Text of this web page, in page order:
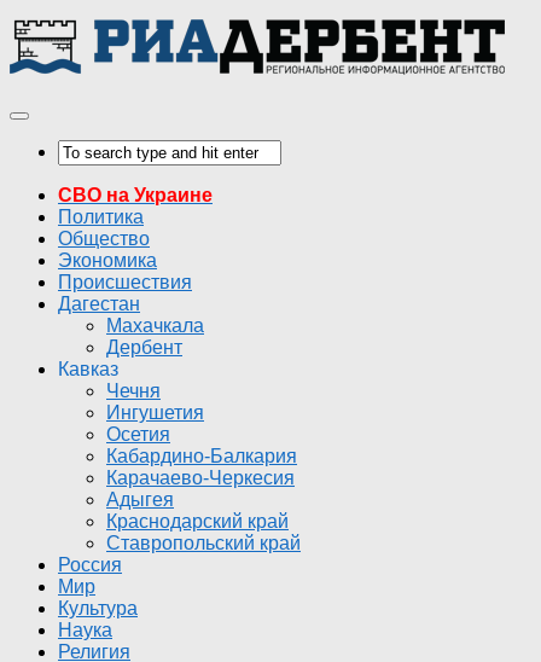
СВО на Украине
Политика
Общество
Экономика
Происшествия
Дагестан
Махачкала
Дербент
Кавказ
Чечня
Ингушетия
Осетия
Кабардино-Балкария
Карачаево-Черкесия
Адыгея
Краснодарский край
Ставропольский край
Россия
Мир
Культура
Наука
Религия